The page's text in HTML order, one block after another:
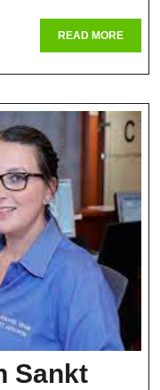
READ MOREREAD
MORE
Sankt